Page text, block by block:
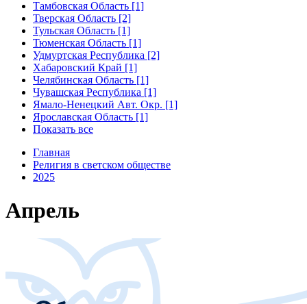
Тамбовская Область [1]
Тверская Область [2]
Тульская Область [1]
Тюменская Область [1]
Удмуртская Республика [2]
Хабаровский Край [1]
Челябинская Область [1]
Чувашская Республика [1]
Ямало-Ненецкий Авт. Окр. [1]
Ярославская Область [1]
Показать все
Главная
Религия в светском обществе
2025
Апрель